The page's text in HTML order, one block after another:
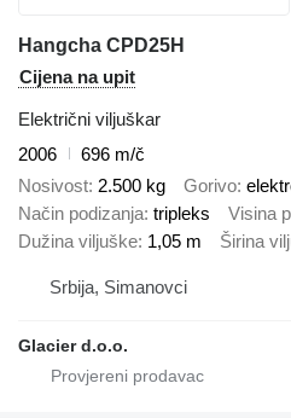
Hangcha CPD25H
Cijena na upit
Električni viljuškar
2006
696 m/č
Nosivost 2.500 kg Gorivo
Način podizanja tripleks Visina
Dužina viljuške 1,05 m Širina
Srbija, Simanovci
Glacier d.o.o.